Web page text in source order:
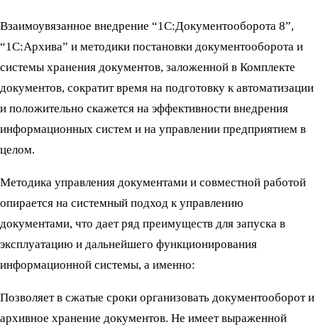
Взаимоувязанное внедрение “1С:Документооборота 8”,
“1С:Архива” и методики постановки документооборота и
системы хранения документов, заложенной в Комплекте
документов, сократит время на подготовку к автоматизации
и положительно скажется на эффективности внедрения
информационных систем и на управлении предприятием в
целом.
Методика управления документами и совместной работой
опирается на системный подход к управлению
документами, что дает ряд преимуществ для запуска в
эксплуатацию и дальнейшего функционирования
информационной системы, а именно:
Позволяет в сжатые сроки организовать документооборот и
архивное хранение документов. Не имеет выраженной